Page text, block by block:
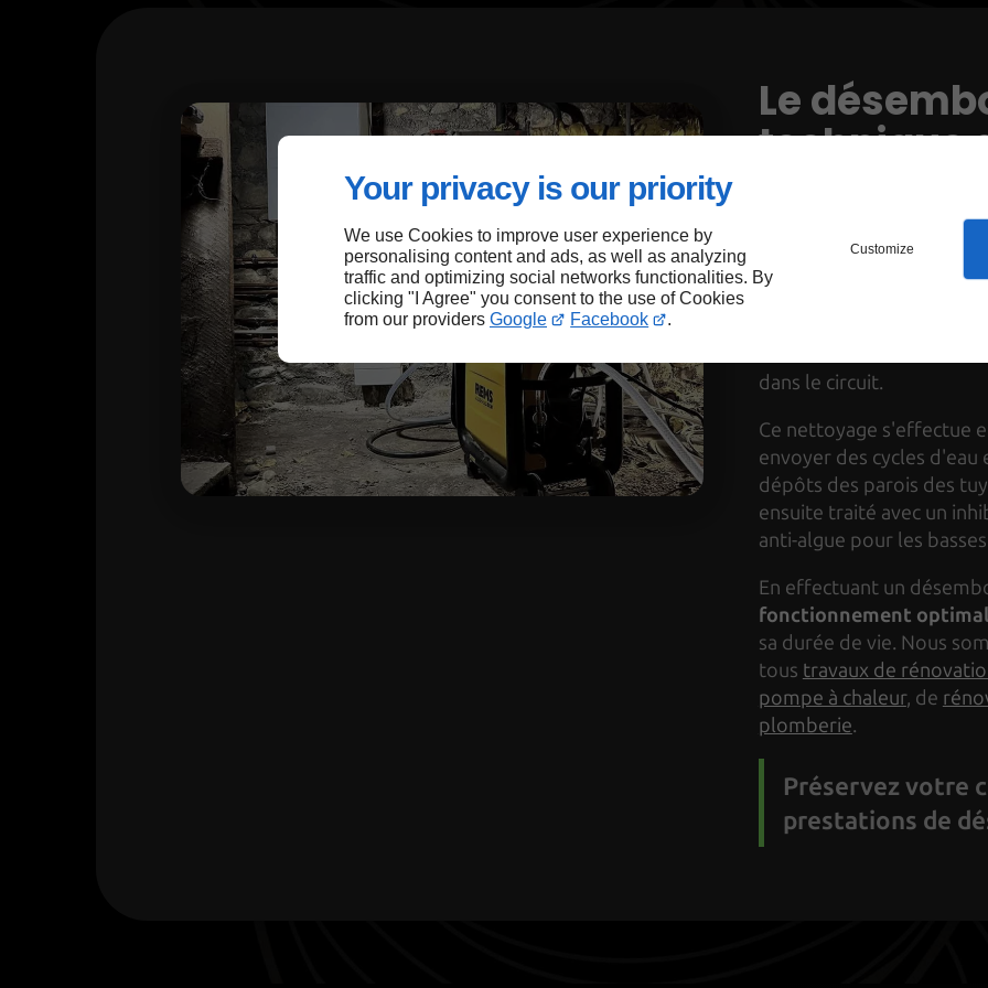
Your privacy is our priority
We use Cookies to improve user experience by
personalising content and ads, as well as analyzing
traffic and optimizing social networks functionalities. By
clicking "I Agree" you consent to the use of Cookies
from our providers Google Facebook .
Customize
Le
technique
proposée
Le désembouage est
éliminer les boues et les
dans le circuit.
Ce nettoyage s'effectue
envoyer des cycles
dépôts des parois des
ensuite traité avec un
anti-algue pour les
En effectuant un
fonctionnement
sa durée de vie. Nous
tous travaux de
pompe à chaleur, de
plomberie
Préservez votre
prestations de